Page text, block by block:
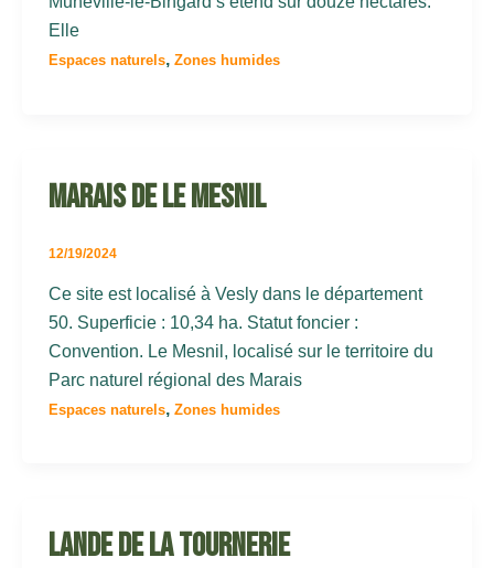
Elle
Espaces naturels, Zones humides
Marais de le Mesnil
12/19/2024
Ce site est localisé à Vesly dans le département
50. Superficie : 10,34 ha. Statut foncier :
Convention. Le Mesnil, localisé sur le territoire du
Parc naturel régional des Marais
Espaces naturels, Zones humides
Lande de la Tournerie